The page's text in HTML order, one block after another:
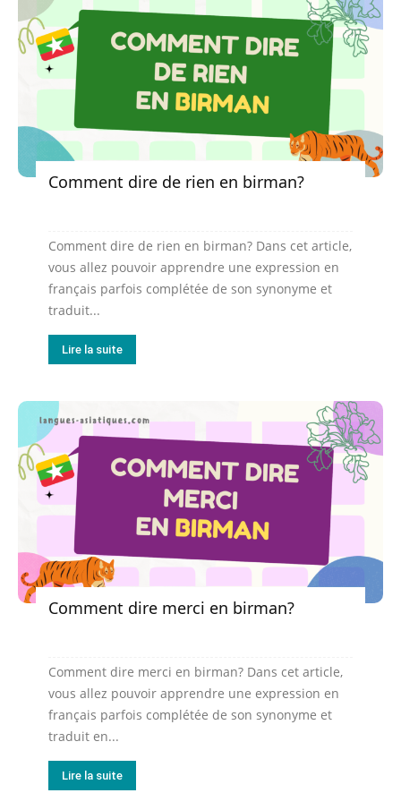
Comment dire de rien en birman?
Comment dire de rien en birman? Dans cet article,
vous allez pouvoir apprendre une expression en
français parfois complétée de son synonyme et
traduit...
Lire la suite
Comment dire merci en birman?
Comment dire merci en birman? Dans cet article,
vous allez pouvoir apprendre une expression en
français parfois complétée de son synonyme et
traduit en...
Lire la suite